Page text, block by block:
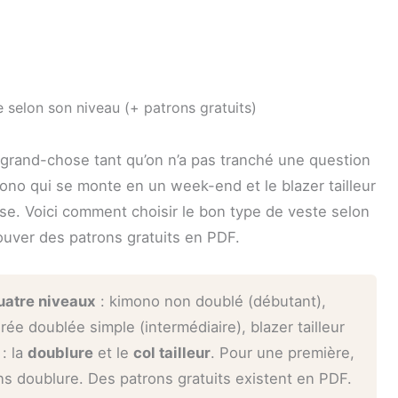
son niveau (+ patrons gratuits)
chose tant qu’on n’a pas tranché une question
qui se monte en un week-end et le blazer tailleur
Voici comment choisir le bon type de veste selon
des patrons gratuits en PDF.
niveaux : kimono non doublé (débutant),
doublée simple (intermédiaire), blazer tailleur
la doublure et le col tailleur. Pour une première,
doublure. Des patrons gratuits existent en PDF.